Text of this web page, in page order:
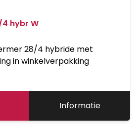
hybr W
28/4 hybride met
in winkelverpakking
Informatie